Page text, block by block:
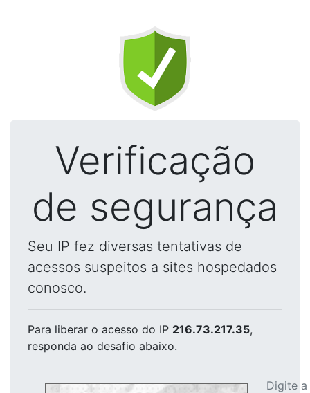
Verificação
de segurança
Seu IP fez diversas tentativas de
acessos suspeitos a sites hospedados
conosco.
Para liberar o acesso do IP 216.73.217.35,
responda ao desafio abaixo.
Digite